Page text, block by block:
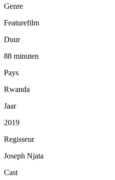
Genre
Featurefilm
Duur
88 minuten
Pays
Rwanda
Jaar
2019
Regisseur
Joseph Njata
Cast